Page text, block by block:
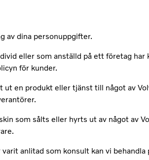
av dina personuppgifter.
eller som anställd på ett företag
för kunder.
en produkt eller tjänst till något av
som sålts eller hyrts ut av något av
anlitad som konsult kan vi